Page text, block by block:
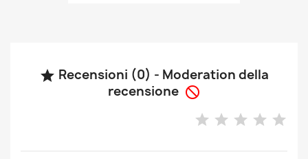
 Recensioni (0) - Moderation della
recensione 